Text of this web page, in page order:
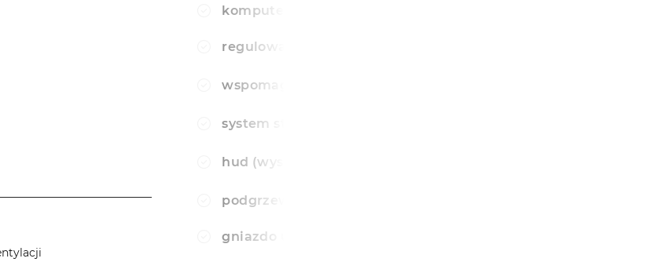
komputer pokladowy
regulowana kierownica
wspomaganie kierownicy
system start-stop
hud (wyswietlacz przezierny)
podgrzewana tylna szyba
gniazdo usb